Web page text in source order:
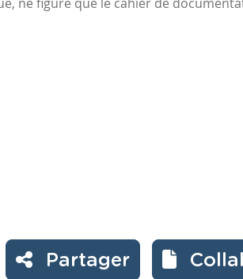
Partager